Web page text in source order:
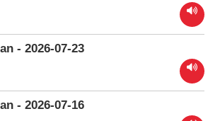
- 2026-07-23
- 2026-07-16